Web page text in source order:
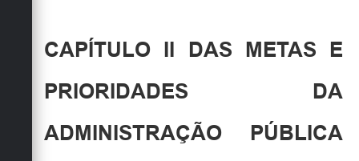
CAPÍTULO II DAS METAS E
PRIORIDADES DA
ADMINISTRAÇÃO PÚBLICA